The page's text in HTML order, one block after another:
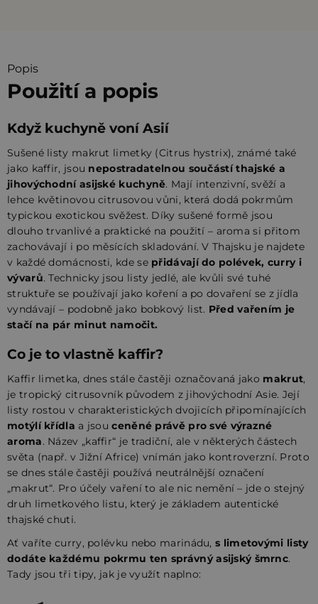
Popis
Použití a popis
Když kuchyně voní Asií
Sušené listy makrut limetky (Citrus hystrix), známé také
jako kaffir, jsou nepostradatelnou součástí thajské a
jihovýchodní asijské kuchyně. Mají intenzivní, svěží a
lehce květinovou citrusovou vůni, která dodá pokrmům
typickou exotickou svěžest. Díky sušené formě jsou
dlouho trvanlivé a praktické na použití – aroma si přitom
zachovávají i po měsících skladování. V Thajsku je najdete
v každé domácnosti, kde se přidávají do polévek, curry i
vývarů. Technicky jsou listy jedlé, ale kvůli své tuhé
struktuře se používají jako koření a po dovaření se z jídla
vyndávají – podobně jako bobkový list. Před vařením je
stačí na pár minut namočit.
Co je to vlastně kaffir?
Kaffir limetka, dnes stále častěji označovaná jako makrut,
je tropický citrusovník původem z jihovýchodní Asie. Její
listy rostou v charakteristických dvojicích připomínajících
motýlí křídla a jsou ceněné právě pro své výrazné
aroma. Název „kaffir“ je tradiční, ale v některých částech
světa (např. v Jižní Africe) vnímán jako kontroverzní. Proto
se dnes stále častěji používá neutrálnější označení
„makrut“. Pro účely vaření to ale nic nemění – jde o stejný
druh limetkového listu, který je základem autentické
thajské chuti.
Ať vaříte curry, polévku nebo marinádu, s limetovými listy
dodáte každému pokrmu ten správný asijský šmrnc.
Tady jsou tři tipy, jak je využít naplno: